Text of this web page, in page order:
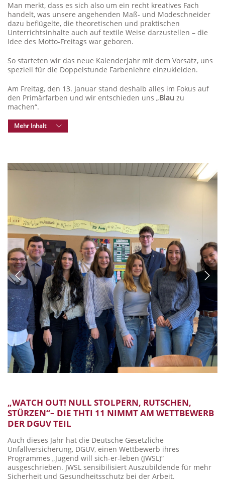
Man merkt, dass es sich also um ein recht kreatives Fach
handelt, was unsere angehenden Maß- und Modeschneider
dazu beflügelte, die theoretischen und praktischen
Unterrichtsinhalte auch auf textile Weise darzustellen – die
Idee des Motto-Freitags war geboren.
So starteten wir das neue Kalenderjahr mit dem Vorsatz, uns
speziell für die Doppelstunde Farbenlehre einzukleiden.
Am Freitag, den 13. Januar stand deshalb alles im Fokus auf
den Primärfarben und wir entschieden uns „Blau zu
machen“.
Mehr Inhalt
„WATCH OUT! NULL STOLPERN, RUTSCHEN,
STÜRZEN“– DIE THTI 11 NIMMT AM WETTBEWERB
DER DGUV TEIL
Auch dieses Jahr hat die Deutsche Gesetzliche
Unfallversicherung, DGUV, einen Wettbewerb ihres
Programmes „Jugend will sich-er-leben (JWSL)“
ausgeschrieben. JWSL sensibilisiert Auszubildende für mehr
Sicherheit und Gesundheitsschutz bei der Arbeit.